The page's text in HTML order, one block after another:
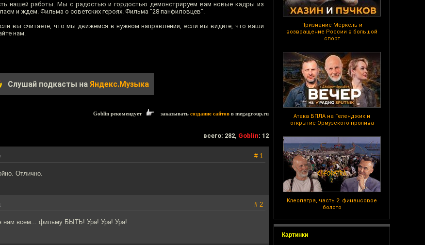
Признание Меркель и
возвращение России в большой
спорт
Атака БПЛА на Геленджик и
открытие Ормузского пролива
Клеопатра, часть 2: финансовое
болото
Картинки
нашей работы. Мы с радостью и гордостью демонстрируем вам новые кадры из
и ждем. Фильма о советских героях. Фильма "28 панфиловцев".
вы считаете, что мы движемся в нужном направлении, если вы видите, что ваши
нам.
Слушай подкасты на Яндекс.Музыка
Goblin рекомендует заказывать создание сайтов в megagroup.ru
всего: 282, Goblin: 12
# 1
Отлично.
# 2
нам всем... фильму БЫТЬ! Ура! Ура! Ура!